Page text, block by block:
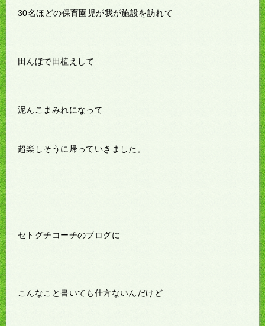
30名ほどの保育園児が我が施設を訪れて
田んぼで田植えして
泥んこまみれになって
超楽しそうに帰っていきました。
セトグチコーチのブログに
こんなこと書いても仕方ないんだけど